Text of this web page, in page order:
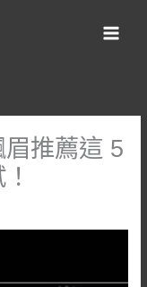
推薦這 5